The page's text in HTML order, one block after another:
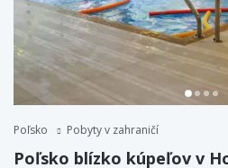
Poľsko Pobyty v zahraničí
Poľsko blízko kúpeľov v